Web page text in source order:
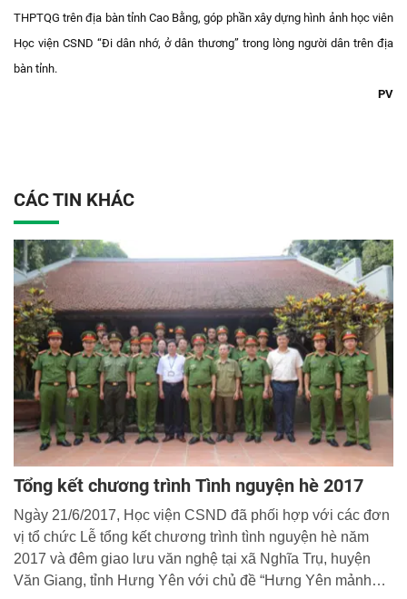
THPTQG trên địa bàn tỉnh Cao Bằng, góp phần xây dựng hình ảnh học viên
Học viện CSND “Đi dân nhớ, ở dân thương” trong lòng người dân trên địa
bàn tỉnh.
PV
CÁC TIN KHÁC
Tổng kết chương trình Tình nguyện hè 2017
Ngày 21/6/2017, Học viện CSND đã phối hợp với các đơn
vị tổ chức Lễ tổng kết chương trình tình nguyện hè năm
2017 và đêm giao lưu văn nghệ tại xã Nghĩa Trụ, huyện
Văn Giang, tỉnh Hưng Yên với chủ đề “Hưng Yên mảnh